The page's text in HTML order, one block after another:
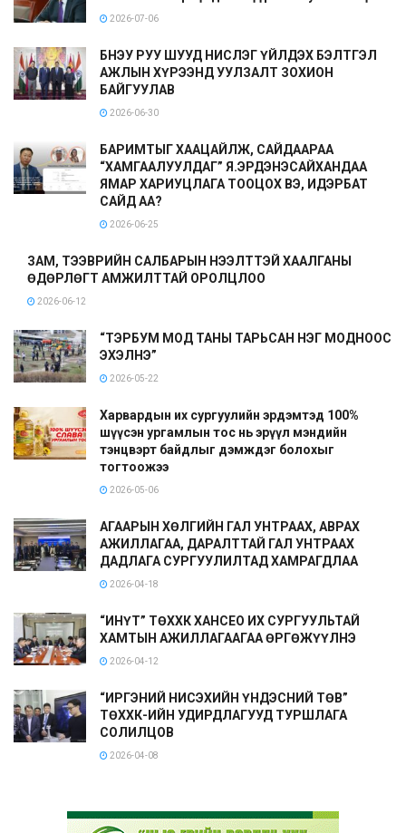
2026-07-06
БНЭУ РУУ ШУУД НИСЛЭГ ҮЙЛДЭХ БЭЛТГЭЛ
АЖЛЫН ХҮРЭЭНД УУЛЗАЛТ ЗОХИОН
БАЙГУУЛАВ
2026-06-30
БАРИМТЫГ ХААЦАЙЛЖ, САЙДААРАА
“ХАМГААЛУУЛДАГ” Я.ЭРДЭНЭСАЙХАНДАА
ЯМАР ХАРИУЦЛАГА ТООЦОХ ВЭ, ИДЭРБАТ
САЙД АА?
2026-06-25
ЗАМ, ТЭЭВРИЙН САЛБАРЫН НЭЭЛТТЭЙ ХААЛГАНЫ
ӨДӨРЛӨГТ АМЖИЛТТАЙ ОРОЛЦЛОО
2026-06-12
“ТЭРБУМ МОД ТАНЫ ТАРЬСАН НЭГ МОДНООС
ЭХЭЛНЭ”
2026-05-22
Харвардын их сургуулийн эрдэмтэд 100%
шүүсэн ургамлын тос нь эрүүл мэндийн
тэнцвэрт байдлыг дэмждэг болохыг
тогтоожээ
2026-05-06
АГААРЫН ХӨЛГИЙН ГАЛ УНТРААХ, АВРАХ
АЖИЛЛАГАА, ДАРАЛТТАЙ ГАЛ УНТРААХ
ДАДЛАГА СУРГУУЛИЛТАД ХАМРАГДЛАА
2026-04-18
“ИНҮТ” ТӨХХК ХАНСЕО ИХ СУРГУУЛЬТАЙ
ХАМТЫН АЖИЛЛАГААГАА ӨРГӨЖҮҮЛНЭ
2026-04-12
“ИРГЭНИЙ НИСЭХИЙН ҮНДЭСНИЙ ТӨВ”
ТӨХХК-ИЙН УДИРДЛАГУУД ТУРШЛАГА
СОЛИЛЦОВ
2026-04-08